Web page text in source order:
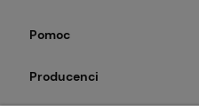
Pomoc
Producenci